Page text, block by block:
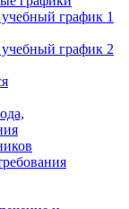
график 1
график 2